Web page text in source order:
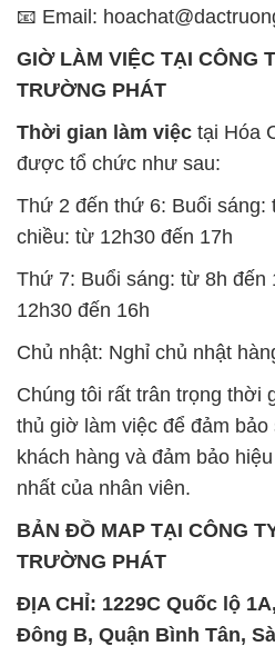
📧 Email:
GIỜ LÀM VIỆC TẠI CÔNG
TRƯỜNG PHÁT
Thời gian làm việc tại Hóa
được tổ chức như sau:
Thứ 2 đến thứ 6: Buổi sáng:
chiều: từ 12h30 đến 17h
Thứ 7: Buổi sáng: từ 8h đến
12h30 đến 16h
Chủ nhật: Nghỉ chủ nhật
Chúng tôi rất trân trọng thời
thủ giờ làm việc để đảm
khách hàng và đảm bảo
nhất của nhân viên.
BẢN ĐỒ MAP TẠI CÔNG
TRƯỜNG PHÁT
ĐỊA CHỈ: 1229C Quốc lộ
Đông B, Quận Bình Tân,